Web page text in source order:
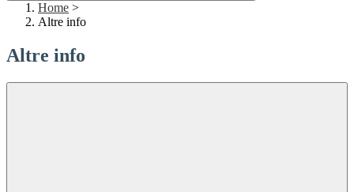
Home >
Altre info
Altre info